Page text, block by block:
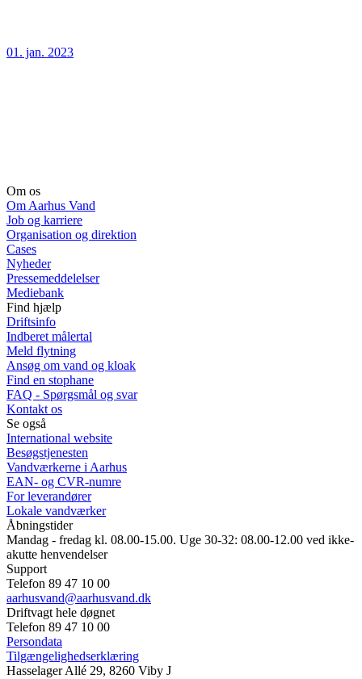
01. jan. 2023
Om os
Om Aarhus Vand
Job og karriere
Organisation og direktion
Cases
Nyheder
Pressemeddelelser
Mediebank
Find hjælp
Driftsinfo
Indberet målertal
Meld flytning
Ansøg om vand og kloak
Find en stophane
FAQ - Spørgsmål og svar
Kontakt os
Se også
International website
Besøgstjenesten
Vandværkerne i Aarhus
EAN- og CVR-numre
For leverandører
Lokale vandværker
Åbningstider
Mandag - fredag kl. 08.00-15.00. Uge 30-32: 08.00-12.00 ved ikke-
akutte henvendelser
Support
Telefon 89 47 10 00
aarhusvand@aarhusvand.dk
Driftvagt hele døgnet
Telefon 89 47 10 00
Persondata
Tilgængelighedserklæring
Hasselager Allé 29, 8260 Viby J